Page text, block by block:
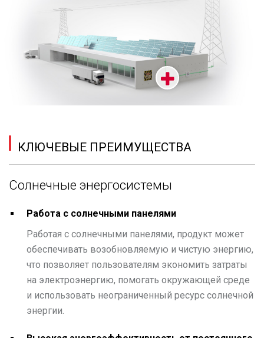
КЛЮЧЕВЫЕ ПРЕИМУЩЕСТВА
Солнечные энергосистемы
Работа с солнечными панелями
Работая с солнечными панелями, продукт может
обеспечивать возобновляемую и чистую энергию,
что позволяет пользователям экономить затраты
на электроэнергию, помогать окружающей среде
и использовать неограниченный ресурс солнечной
энергии.